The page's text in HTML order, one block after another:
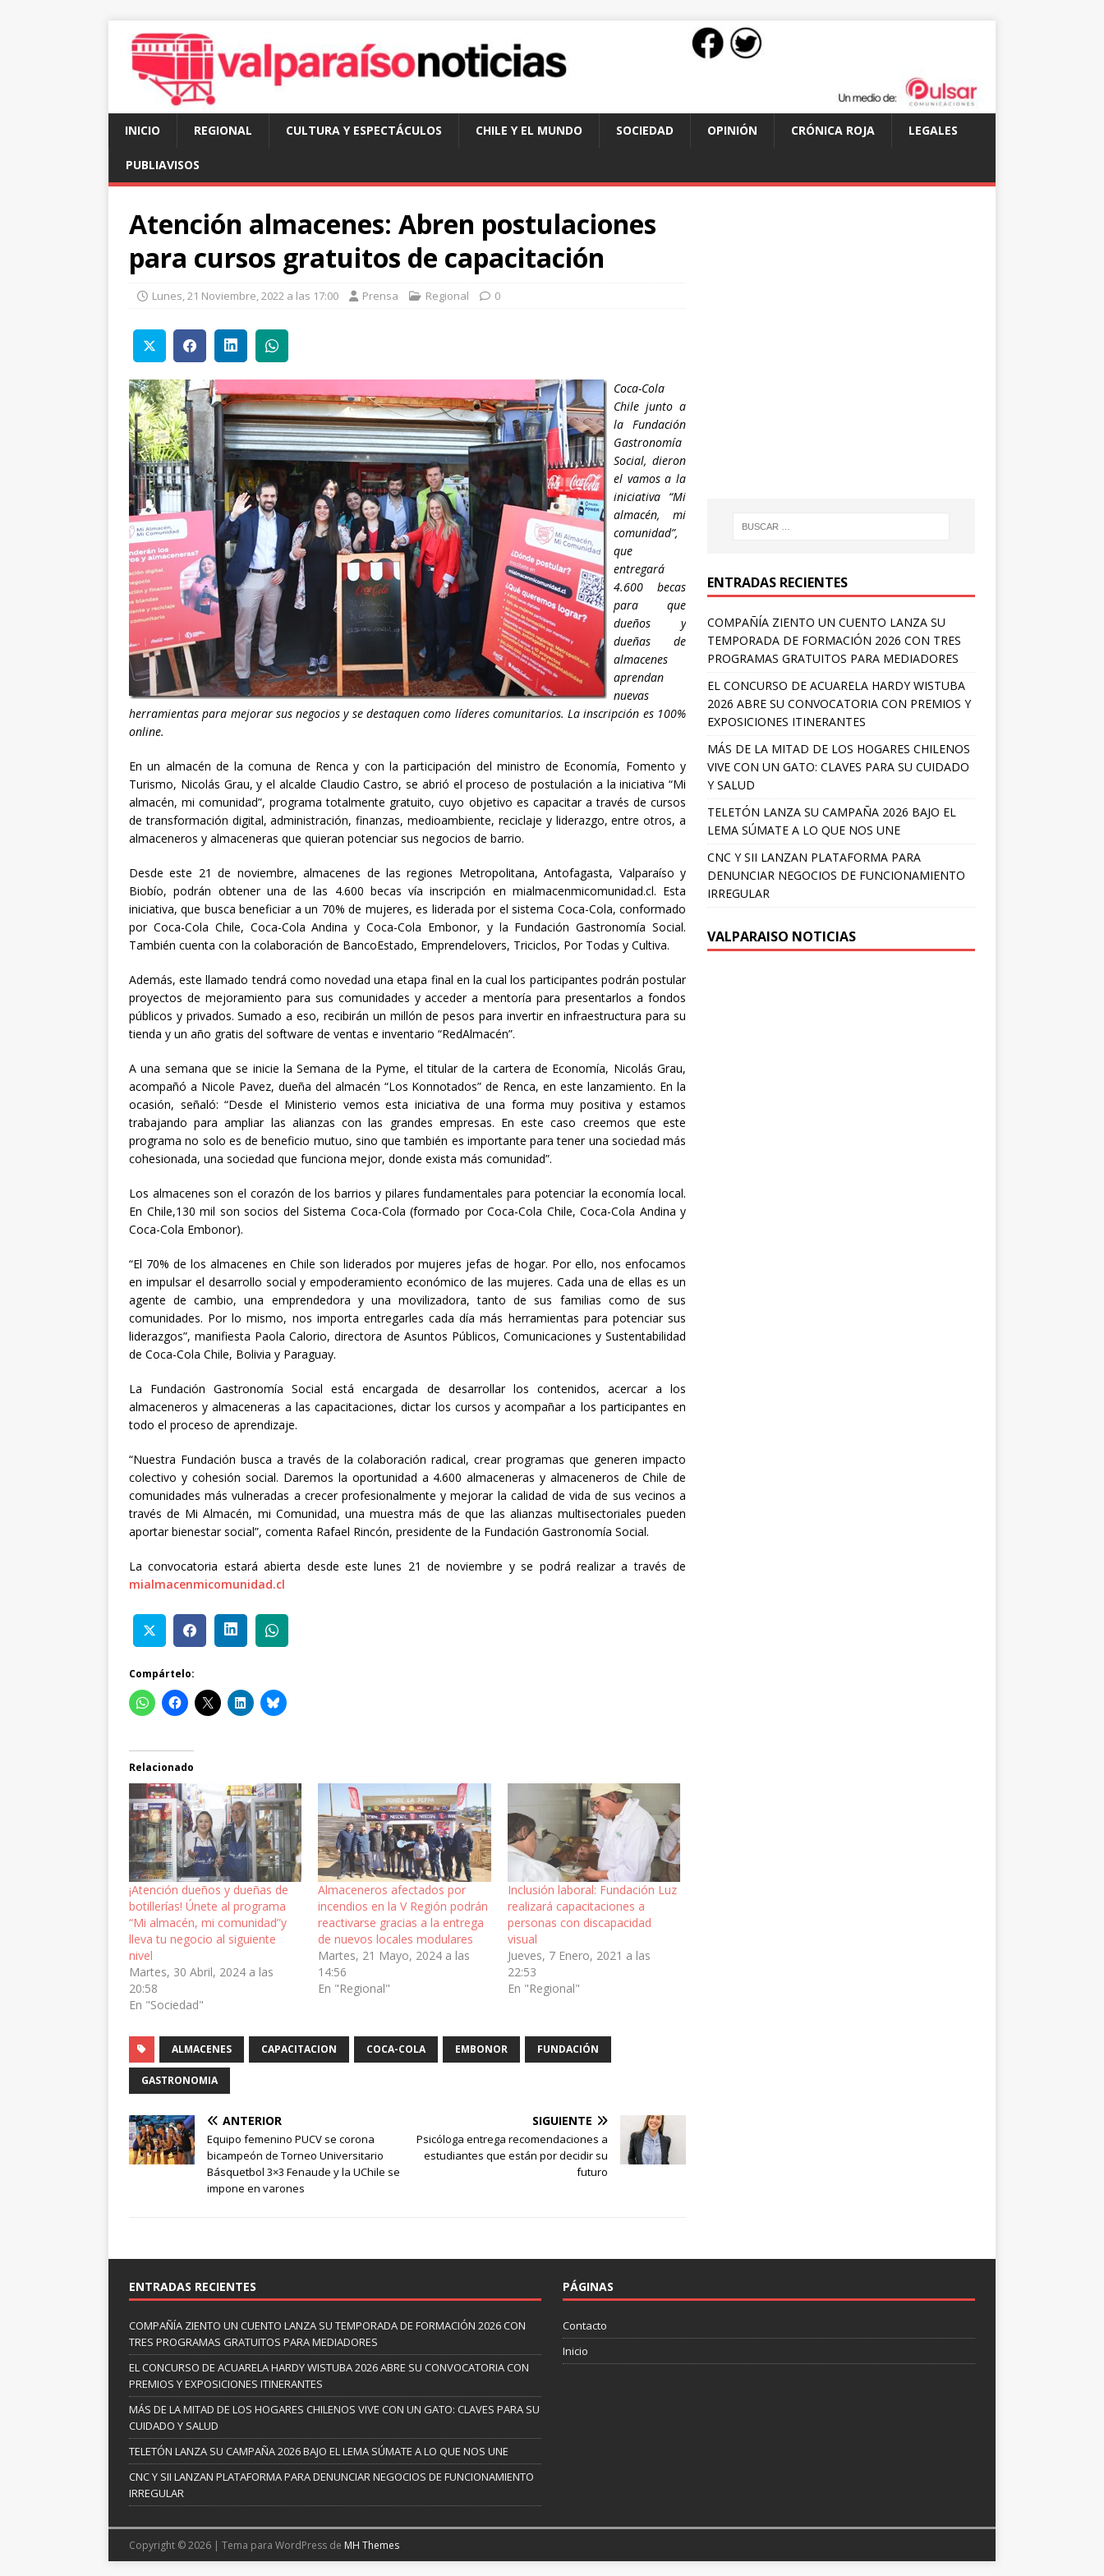
INICIO REGIONAL CULTURA Y ESPECTÁCULOS CHILE Y EL MUNDO SOCIEDAD OPINIÓN CRÓNICA ROJA LEGALES
PUBLIAVISOS
Atención almacenes: Abren postulaciones
para cursos gratuitos de capacitación
Lunes, 21 Noviembre, 2022 a las 17:00 Prensa Regional 0
Coca-Cola
Chile junto a
la Fundación
Gastronomía
Social, dieron
el vamos a la
iniciativa “Mi
almacén, mi
comunidad”,
que
entregará
4.600 becas
para que
dueños y
dueñas de
almacenes
aprendan
nuevas
herramientas para mejorar sus negocios y se destaquen como líderes comunitarios. La inscripción es 100%
online.
En un almacén de la comuna de Renca y con la participación del ministro de Economía, Fomento y
Turismo, Nicolás Grau, y el alcalde Claudio Castro, se abrió el proceso de postulación a la iniciativa “Mi
almacén, mi comunidad”, programa totalmente gratuito, cuyo objetivo es capacitar a través de cursos
de transformación digital, administración, finanzas, medioambiente, reciclaje y liderazgo, entre otros, a
almaceneros y almaceneras que quieran potenciar sus negocios de barrio.
Desde este 21 de noviembre, almacenes de las regiones Metropolitana, Antofagasta, Valparaíso y
Biobío, podrán obtener una de las 4.600 becas vía inscripción en mialmacenmicomunidad.cl. Esta
iniciativa, que busca beneficiar a un 70% de mujeres, es liderada por el sistema Coca-Cola, conformado
por Coca-Cola Chile, Coca-Cola Andina y Coca-Cola Embonor, y la Fundación Gastronomía Social.
También cuenta con la colaboración de BancoEstado, Emprendelovers, Triciclos, Por Todas y Cultiva.
Además, este llamado tendrá como novedad una etapa final en la cual los participantes podrán postular
proyectos de mejoramiento para sus comunidades y acceder a mentoría para presentarlos a fondos
públicos y privados. Sumado a eso, recibirán un millón de pesos para invertir en infraestructura para su
tienda y un año gratis del software de ventas e inventario “RedAlmacén”.
A una semana que se inicie la Semana de la Pyme, el titular de la cartera de Economía, Nicolás Grau,
acompañó a Nicole Pavez, dueña del almacén “Los Konnotados” de Renca, en este lanzamiento. En la
ocasión, señaló: “Desde el Ministerio vemos esta iniciativa de una forma muy positiva y estamos
trabajando para ampliar las alianzas con las grandes empresas. En este caso creemos que este
programa no solo es de beneficio mutuo, sino que también es importante para tener una sociedad más
cohesionada, una sociedad que funciona mejor, donde exista más comunidad”.
Los almacenes son el corazón de los barrios y pilares fundamentales para potenciar la economía local.
En Chile,130 mil son socios del Sistema Coca-Cola (formado por Coca-Cola Chile, Coca-Cola Andina y
Coca-Cola Embonor).
“El 70% de los almacenes en Chile son liderados por mujeres jefas de hogar. Por ello, nos enfocamos
en impulsar el desarrollo social y empoderamiento económico de las mujeres. Cada una de ellas es un
agente de cambio, una emprendedora y una movilizadora, tanto de sus familias como de sus
comunidades. Por lo mismo, nos importa entregarles cada día más herramientas para potenciar sus
liderazgos”, manifiesta Paola Calorio, directora de Asuntos Públicos, Comunicaciones y Sustentabilidad
de Coca-Cola Chile, Bolivia y Paraguay.
La Fundación Gastronomía Social está encargada de desarrollar los contenidos, acercar a los
almaceneros y almaceneras a las capacitaciones, dictar los cursos y acompañar a los participantes en
todo el proceso de aprendizaje.
“Nuestra Fundación busca a través de la colaboración radical, crear programas que generen impacto
colectivo y cohesión social. Daremos la oportunidad a 4.600 almaceneras y almaceneros de Chile de
comunidades más vulneradas a crecer profesionalmente y mejorar la calidad de vida de sus vecinos a
través de Mi Almacén, mi Comunidad, una muestra más de que las alianzas multisectoriales pueden
aportar bienestar social”, comenta Rafael Rincón, presidente de la Fundación Gastronomía Social.
La convocatoria estará abierta desde este lunes 21 de noviembre y se podrá realizar a través de
mialmacenmicomunidad.cl
Compártelo:
Relacionado
¡Atención dueños y dueñas de
botillerías! Únete al programa
“Mi almacén, mi comunidad”y
lleva tu negocio al siguiente
nivel
Martes, 30 Abril, 2024 a las
20:58
En "Sociedad"
Almaceneros afectados por
incendios en la V Región podrán
reactivarse gracias a la entrega
de nuevos locales modulares
Martes, 21 Mayo, 2024 a las
14:56
En "Regional"
Inclusión laboral: Fundación Luz
realizará capacitaciones a
personas con discapacidad
visual
Jueves, 7 Enero, 2021 a las
22:53
En "Regional"
ALMACENES CAPACITACION COCA-COLA EMBONOR FUNDACIÓN
GASTRONOMIA
ANTERIOR
Equipo femenino PUCV se corona
bicampeón de Torneo Universitario
Básquetbol 3×3 Fenaude y la UChile se
impone en varones
SIGUIENTE
Psicóloga entrega recomendaciones a
estudiantes que están por decidir su
futuro
ENTRADAS RECIENTES
COMPAÑÍA ZIENTO UN CUENTO LANZA SU
TEMPORADA DE FORMACIÓN 2026 CON TRES
PROGRAMAS GRATUITOS PARA MEDIADORES
EL CONCURSO DE ACUARELA HARDY WISTUBA
2026 ABRE SU CONVOCATORIA CON PREMIOS Y
EXPOSICIONES ITINERANTES
MÁS DE LA MITAD DE LOS HOGARES CHILENOS
VIVE CON UN GATO: CLAVES PARA SU CUIDADO
Y SALUD
TELETÓN LANZA SU CAMPAÑA 2026 BAJO EL
LEMA SÚMATE A LO QUE NOS UNE
CNC Y SII LANZAN PLATAFORMA PARA
DENUNCIAR NEGOCIOS DE FUNCIONAMIENTO
IRREGULAR
VALPARAISO NOTICIAS
ENTRADAS RECIENTES
COMPAÑÍA ZIENTO UN CUENTO LANZA SU TEMPORADA DE FORMACIÓN 2026 CON
TRES PROGRAMAS GRATUITOS PARA MEDIADORES
EL CONCURSO DE ACUARELA HARDY WISTUBA 2026 ABRE SU CONVOCATORIA CON
PREMIOS Y EXPOSICIONES ITINERANTES
MÁS DE LA MITAD DE LOS HOGARES CHILENOS VIVE CON UN GATO: CLAVES PARA SU
CUIDADO Y SALUD
TELETÓN LANZA SU CAMPAÑA 2026 BAJO EL LEMA SÚMATE A LO QUE NOS UNE
CNC Y SII LANZAN PLATAFORMA PARA DENUNCIAR NEGOCIOS DE FUNCIONAMIENTO
IRREGULAR
PÁGINAS
Contacto
Inicio
Copyright © 2026 | Tema para WordPress de MH Themes